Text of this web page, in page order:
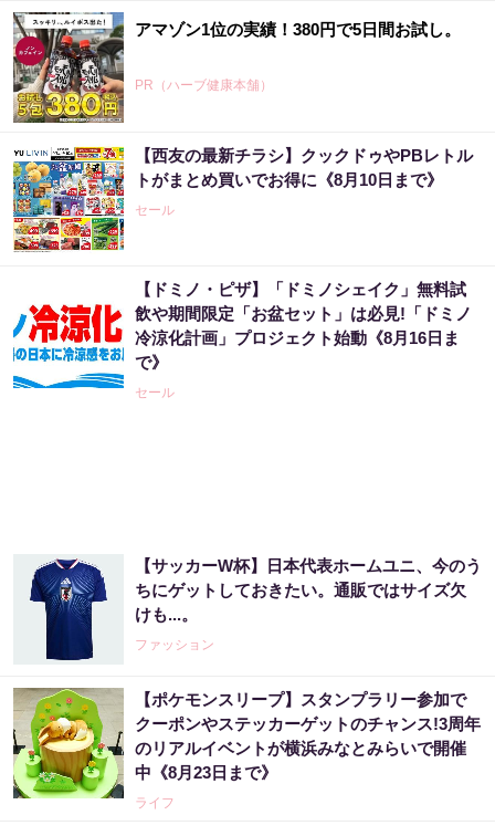
アマゾン1位の実績！380円で5日間お試し。
PR（ハーブ健康本舗）
【西友の最新チラシ】クックドゥやPBレトル
トがまとめ買いでお得に《8月10日まで》
セール
【ドミノ・ピザ】「ドミノシェイク」無料試
飲や期間限定「お盆セット」は必見!「ドミノ
冷涼化計画」プロジェクト始動《8月16日ま
で》
セール
【サッカーW杯】日本代表ホームユニ、今のう
ちにゲットしておきたい。通販ではサイズ欠
けも...。
ファッション
【ポケモンスリープ】スタンプラリー参加で
クーポンやステッカーゲットのチャンス!3周年
のリアルイベントが横浜みなとみらいで開催
中《8月23日まで》
ライフ